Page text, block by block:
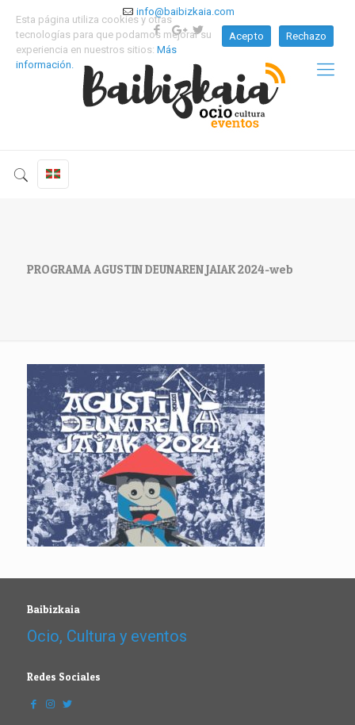
info@baibizkaia.com
PROGRAMA AGUSTIN DEUNAREN JAIAK 2024-web
Baibizkaia
Ocio, Cultura y eventos
Redes Sociales
Esta página utiliza cookies y otras
tecnologías para que podamos mejorar su
experiencia en nuestros sitios: Más
información.
Acepto Rechazo